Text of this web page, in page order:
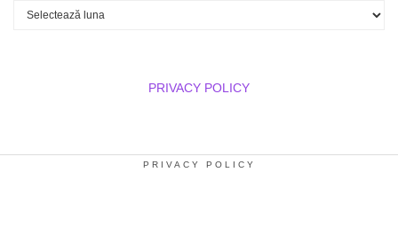
Arhive
PRIVACY POLICY
PRIVACY POLICY